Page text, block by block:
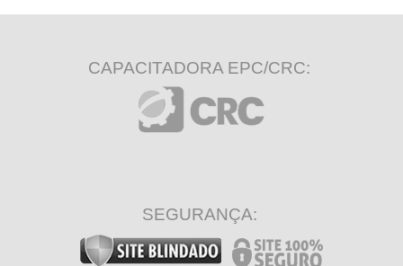
CAPACITADORA EPC/CRC:
SEGURANÇA: